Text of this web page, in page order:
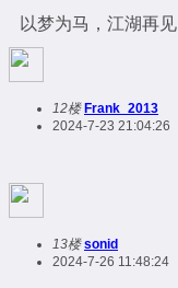
以梦为马，江湖再见
12楼 Frank_2013
2024-7-23 21:04:26
13楼 sonid
2024-7-26 11:48:24